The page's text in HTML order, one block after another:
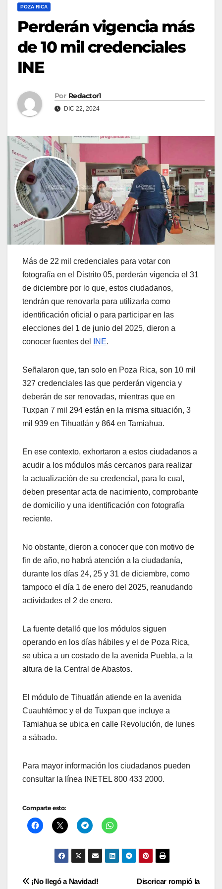
POZA RICA
Perderán vigencia más
de 10 mil credenciales
INE
Por Redactor1
DIC 22, 2024
Más de 22 mil credenciales para votar con
fotografía en el Distrito 05, perderán vigencia el 31
de diciembre por lo que, estos ciudadanos,
tendrán que renovarla para utilizarla como
identificación oficial o para participar en las
elecciones del 1 de junio del 2025, dieron a
conocer fuentes del
INE.
Señalaron que, tan solo en Poza Rica, son 10 mil
327 credenciales las que perderán vigencia y
deberán de ser renovadas, mientras que en
Tuxpan 7 mil 294 están en la misma situación, 3
mil 939 en Tihuatlán y 864 en Tamiahua.
En ese contexto, exhortaron a estos ciudadanos a
acudir a los módulos más cercanos para realizar
la actualización de su credencial, para lo cual,
deben presentar acta de nacimiento, comprobante
de domicilio y una identificación con fotografía
reciente.
No obstante, dieron a conocer que con motivo de
fin de año, no habrá atención a la ciudadanía,
durante los días 24, 25 y 31 de diciembre, como
tampoco el día 1 de enero del 2025, reanudando
actividades el 2 de enero.
La fuente detalló que los módulos siguen
operando en los días hábiles y el de Poza Rica,
se ubica a un costado de la avenida Puebla, a la
altura de la Central de Abastos.
El módulo de Tihuatlán atiende en la avenida
Cuauhtémoc y el de Tuxpan que incluye a
Tamiahua se ubica en calle Revolución, de lunes
a sábado.
Para mayor información los ciudadanos pueden
consultar la línea INETEL 800 433 2000.
Comparte esto:
Navegación Discricar rompió la
¡No llegó a Navidad!